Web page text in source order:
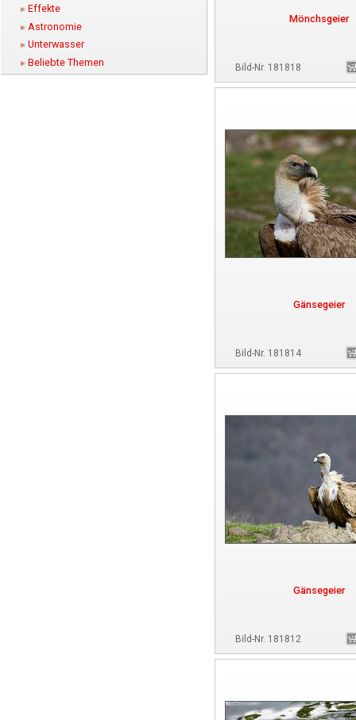
Effekte
Astronomie
Unterwasser
Beliebte Themen
Mönchsgeier
Bild-Nr. 181818
Gänsegeier
Bild-Nr. 181814
Gänsegeier
Bild-Nr. 181812